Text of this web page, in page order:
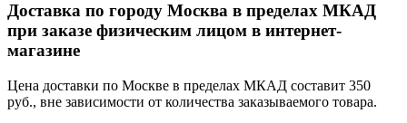
Доставка по городу Москва в пределах МКАД
при заказе физическим лицом в интернет-
магазине
Цена доставки по Москве в пределах МКАД составит 350
руб., вне зависимости от количества заказываемого товара.